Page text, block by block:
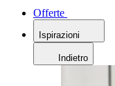
Offerte
Ispirazioni
Indietro